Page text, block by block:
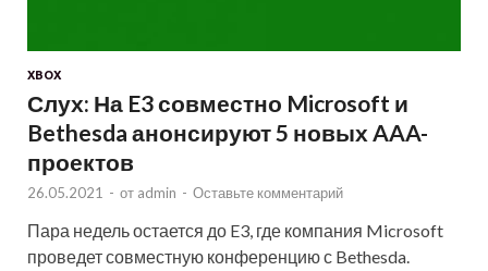
XBOX
Слух: На E3 совместно Microsoft и
Bethesda анонсируют 5 новых AAA-
проектов
26.05.2021 - от admin - Оставьте комментарий
Пара недель остается до E3, где компания Microsoft
проведет совместную конференцию с Bethesda.